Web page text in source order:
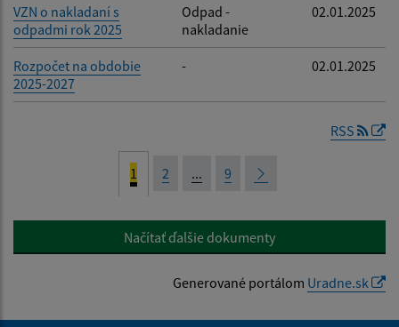
VZN o nakladaní s
odpadmi rok 2025
Odpad -
nakladanie
02.01.2025
Rozpočet na obdobie
2025-2027
- 02.01.2025
RSS
1 2 ... 9
Načítať ďalšie dokumenty
Generované portálom Uradne.sk